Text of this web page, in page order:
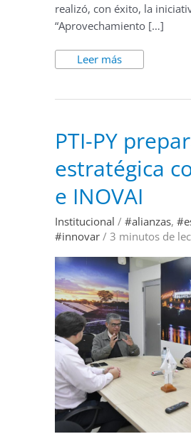
realizó, con éxito, la
“Aprovechamiento […]
Leer más
PTI-PY
estratégica
e INOVAI
Institucional / #alianzas,
#innovar / 3 minutos de
PTI-
PY
prepara
alianza
estratégica
la
UNIFEI
e
INOVAI